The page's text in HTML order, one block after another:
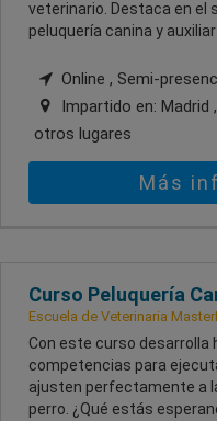
veterinario. Destaca en el
peluquería canina y
Online , Semi-
Impartido en: Madrid
otros lugares
Más
Curso Peluquería
Escuela de Veterinaria
Con este curso desarrolla
competencias para
ajusten perfectamente a
perro. ¿Qué estás